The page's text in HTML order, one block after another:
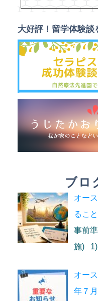
大好評！留学体験談
ブロ
オー
るこ
事前
施) 1)
オー
年７